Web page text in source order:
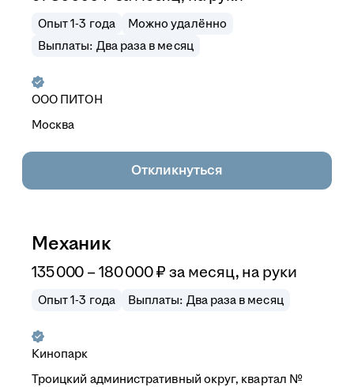
Опыт 1-3 года
Можно удалённо
Выплаты: Два раза в месяц
ООО ПИТОН
Москва
Откликнуться
Механик
135 000 –180 000₽ за месяц, на руки
Опыт 1-3 года Выплаты: Два раза в месяц
Кинопарк
Троицкий административный округ, квартал №